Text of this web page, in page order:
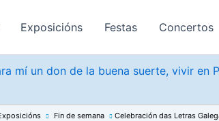
Exposicións Festas Concertos
mí un don de la buena suerte, vivir
Fin de semana Celebración das Letras